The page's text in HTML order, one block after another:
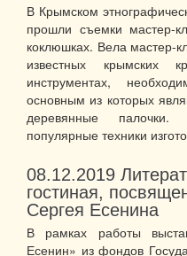
В Крымском
прошли съемки мастер-
коклюшках. Вела мастер-
известных крымских
инструментах,
основным из которых
деревянные
популярные техники
08.12.2019
гостиная,
Сергея Есенина
В рамках работы
Есенин» из фондов